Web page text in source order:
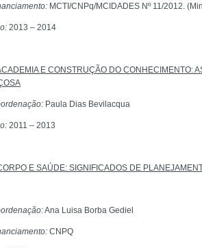
MCTI/CNPq/MCIDADES Nº 11/2012.
2013 – 2014
E CONSTRUÇÃO DO CONHECIMENTO:
Paula Dias Bevilacqua
2011 – 2013
E SAÚDE: SIGNIFICADOS DE
Ana Luisa Borba Gediel
CNPQ